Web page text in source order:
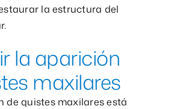
la estructura del
la aparición
maxilares
de quistes maxilares está